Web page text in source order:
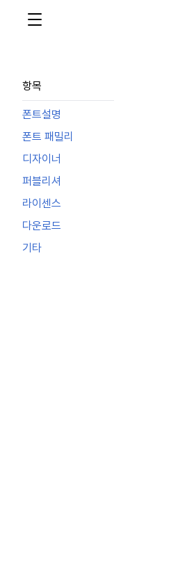
항목
폰트설명
폰트 패밀리
디자이너
퍼블리셔
라이센스
다운로드
기타